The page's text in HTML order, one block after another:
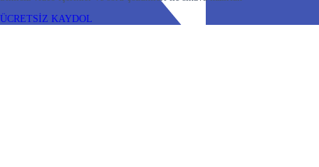
ÜCRETSİZ KAYDOL